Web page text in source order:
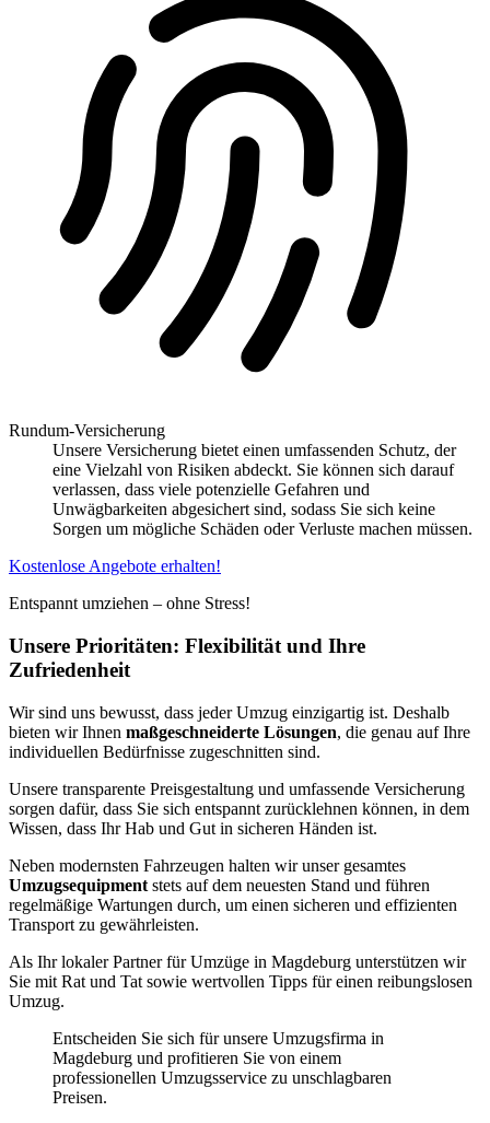
Rundum-Versicherung
Unsere Versicherung bietet einen umfassenden Schutz, der
eine Vielzahl von Risiken abdeckt. Sie können sich darauf
verlassen, dass viele potenzielle Gefahren und
Unwägbarkeiten abgesichert sind, sodass Sie sich keine
Sorgen um mögliche Schäden oder Verluste machen müssen.
Kostenlose Angebote erhalten!
Entspannt umziehen – ohne Stress!
Unsere Prioritäten: Flexibilität und Ihre
Zufriedenheit
Wir sind uns bewusst, dass jeder Umzug einzigartig ist. Deshalb
bieten wir Ihnen maßgeschneiderte Lösungen, die genau auf Ihre
individuellen Bedürfnisse zugeschnitten sind.
Unsere transparente Preisgestaltung und umfassende Versicherung
sorgen dafür, dass Sie sich entspannt zurücklehnen können, in dem
Wissen, dass Ihr Hab und Gut in sicheren Händen ist.
Neben modernsten Fahrzeugen halten wir unser gesamtes
Umzugsequipment stets auf dem neuesten Stand und führen
regelmäßige Wartungen durch, um einen sicheren und effizienten
Transport zu gewährleisten.
Als Ihr lokaler Partner für Umzüge in Magdeburg unterstützen wir
Sie mit Rat und Tat sowie wertvollen Tipps für einen reibungslosen
Umzug.
Entscheiden Sie sich für unsere Umzugsfirma in
Magdeburg und profitieren Sie von einem
professionellen Umzugsservice zu unschlagbaren
Preisen.